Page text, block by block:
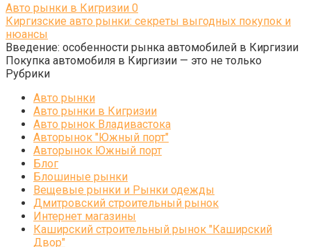
Авто рынки в Кигризии 0
Киргизские авто рынки: секреты выгодных покупок и
нюансы
Введение: особенности рынка автомобилей в Киргизии
Покупка автомобиля в Киргизии — это не только
Рубрики
Авто рынки
Авто рынки в Кигризии
Авто рынок Владивастока
Авторынок "Южный порт"
Авторынок Южный порт
Блог
Блошиные рынки
Вещевые рынки и Рынки одежды
Дмитровский строительный рынок
Интернет магазины
Каширский строительный рынок "Каширский
Двор"